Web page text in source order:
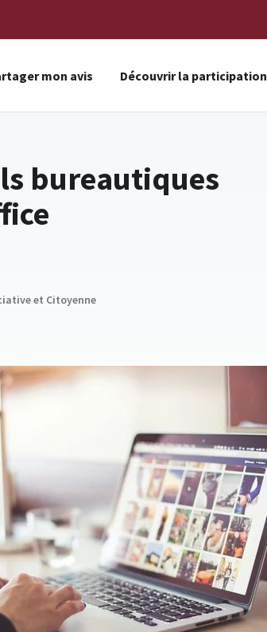
mon avis Découvrir la participation
bureautiques
et Citoyenne